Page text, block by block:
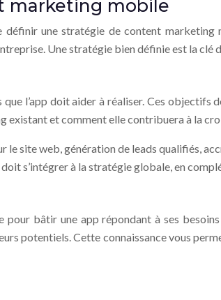
marketing mobile
une stratégie de content
Une stratégie bien définie est la clé
l’app doit aider à réaliser. Ces
existant et comment elle contribuera à la
le site web, génération de leads qualifiés,
doit s’intégrer à la stratégie globale, en
bâtir une app répondant à ses
potentiels. Cette connaissance vous